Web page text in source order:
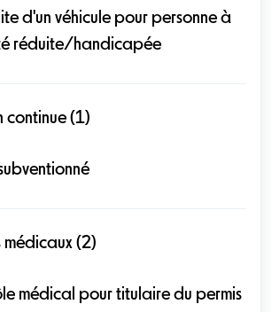
d'un véhicule pour personne à
réduite/handicapée
continue (1)
médicaux (2)
médical pour titulaire du permis